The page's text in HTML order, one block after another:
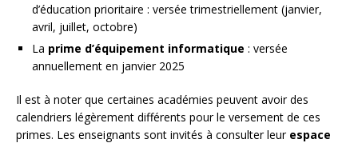
d’éducation prioritaire : versée trimestriellement (janvier,
avril, juillet, octobre)
La prime d’équipement informatique : versée
annuellement en janvier 2025
Il est à noter que certaines académies peuvent avoir des
calendriers légèrement différents pour le versement de ces
primes. Les enseignants sont invités à consulter leur espace